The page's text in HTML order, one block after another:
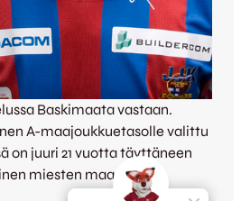
Baskimaata vastaan.
A-maajoukkuetasolle valittu
on juuri 21 vuotta täyttäneen
miesten maaottelu.